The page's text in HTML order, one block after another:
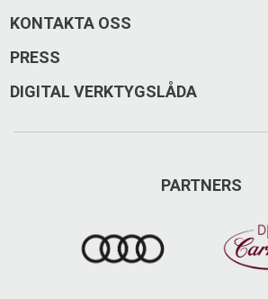
KONTAKTA OSS
PRESS
DIGITAL VERKTYGSLÅDA
PARTNERS